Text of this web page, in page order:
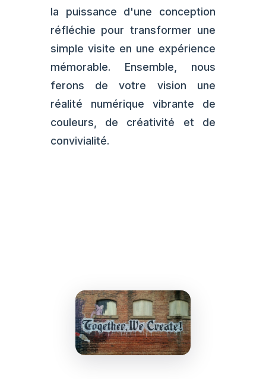
la puissance d'une conception
réfléchie pour transformer une
simple visite en une expérience
mémorable. Ensemble, nous
ferons de votre vision une
réalité numérique vibrante de
couleurs, de créativité et de
convivialité.